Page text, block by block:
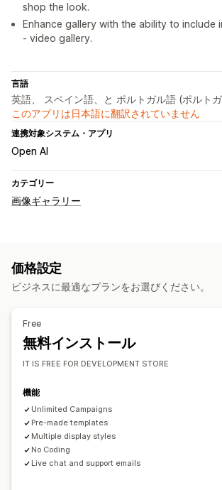
shop the look.
Enhance gallery with the ability to include
- video gallery.
言語
英語、 スペイン語、と ポルトガル語 (ポルト
このアプリは日本語に翻訳されていません
連携対象システム・アプリ
Open AI
カテゴリー
画像ギャラリー
リスト ビデオ
画像のサイズ変更
キャプション
ホバーエフェクト モバイル対応
価格設定
ビジネスに最適なプランをお選びください。
Free
無料インストール
IT IS FREE FOR DEVELOPMENT STORE
機能
Unlimited Campaigns
Pre-made templates
Multiple display styles
No Coding
Live chat and support emails